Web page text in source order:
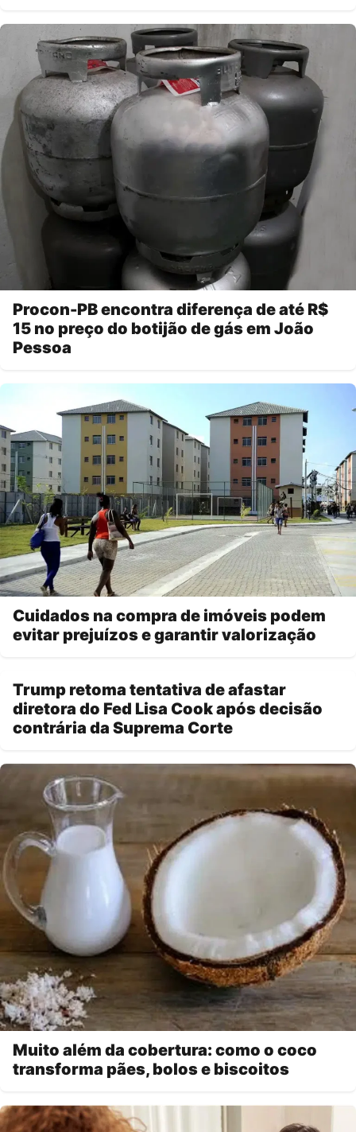
Procon-PB encontra diferença de até R$
15 no preço do botijão de gás em João
Pessoa
Cuidados na compra de imóveis podem
evitar prejuízos e garantir valorização
Trump retoma tentativa de afastar
diretora do Fed Lisa Cook após decisão
contrária da Suprema Corte
Muito além da cobertura: como o coco
transforma pães, bolos e biscoitos